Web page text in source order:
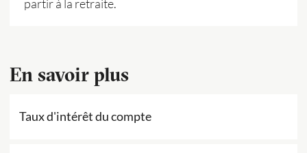
partir à la retraite.
En savoir plus
Taux d'intérêt du compte